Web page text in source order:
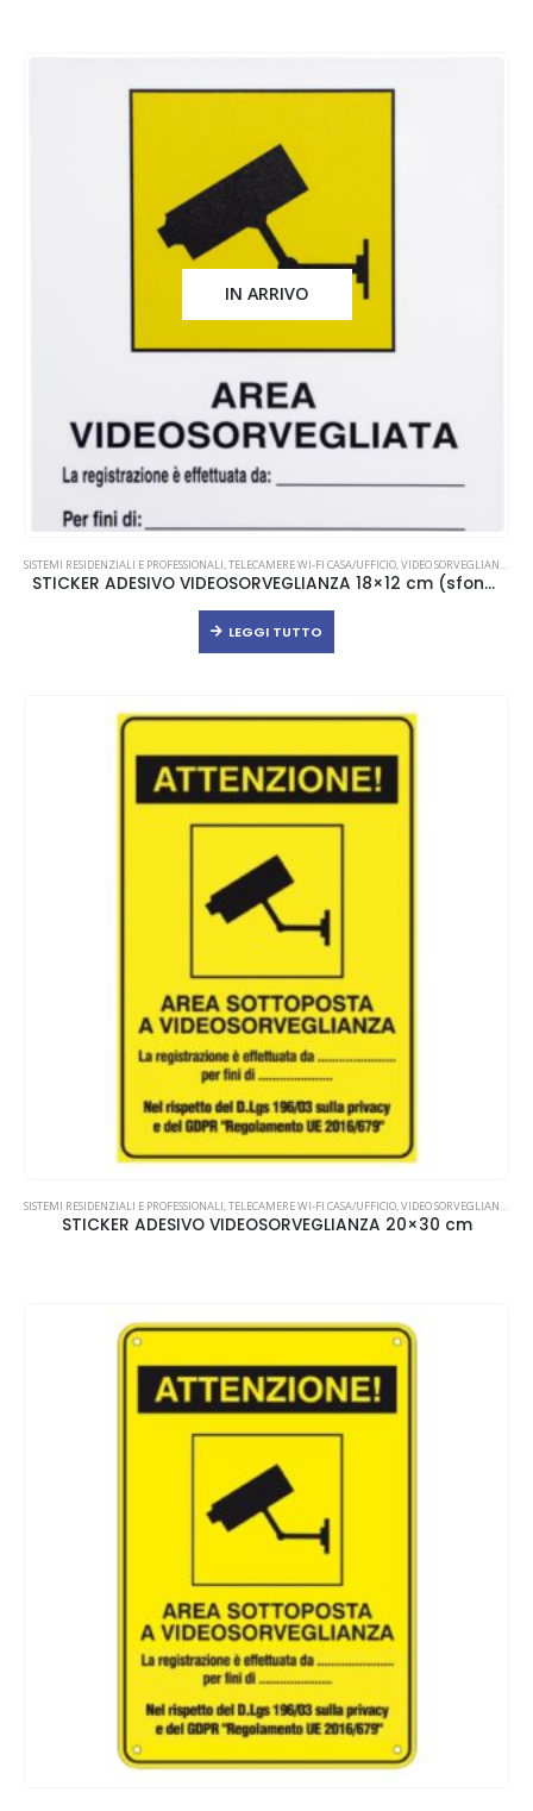
IN ARRIVO
SISTEMI RESIDENZIALI E PROFESSIONALI,TELECAMERE WI-FI CASA/UFFICIO,VIDEO SORVEGLIANZA
STICKER ADESIVO VIDEOSORVEGLIANZA 18×12 cm (sfondo bianco)
LEGGI TUTTO
SISTEMI RESIDENZIALI E PROFESSIONALI,TELECAMERE WI-FI CASA/UFFICIO,VIDEO SORVEGLIANZA
STICKER ADESIVO VIDEOSORVEGLIANZA 20×30 cm